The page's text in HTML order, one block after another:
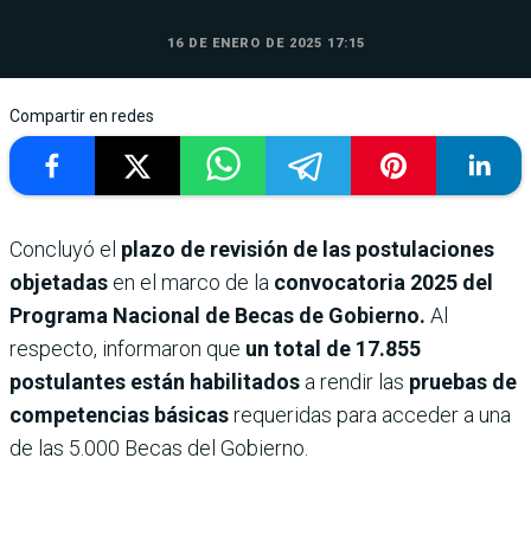
16 DE ENERO DE 2025 17:15
Compartir en redes
Concluyó el plazo de revisión de las postulaciones
objetadas en el marco de la convocatoria 2025 del
Programa Nacional de Becas de Gobierno. Al
respecto, informaron que un total de 17.855
postulantes están habilitados a rendir las pruebas de
competencias básicasrequeridas para acceder a una
de las 5.000 Becas del Gobierno.